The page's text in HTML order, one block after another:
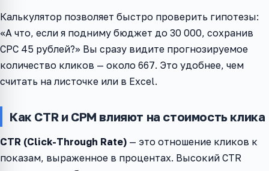
Калькулятор позволяет быстро проверить гипотезы:
«А что, если я подниму бюджет до 30 000, сохранив
CPC 45 рублей?» Вы сразу видите прогнозируемое
количество кликов — около 667. Это удобнее, чем
считать на листочке или в Excel.
Как CTR и CPM влияют на стоимость клика
CTR (Click-Through Rate) — это отношение кликов к
показам, выраженное в процентах. Высокий CTR